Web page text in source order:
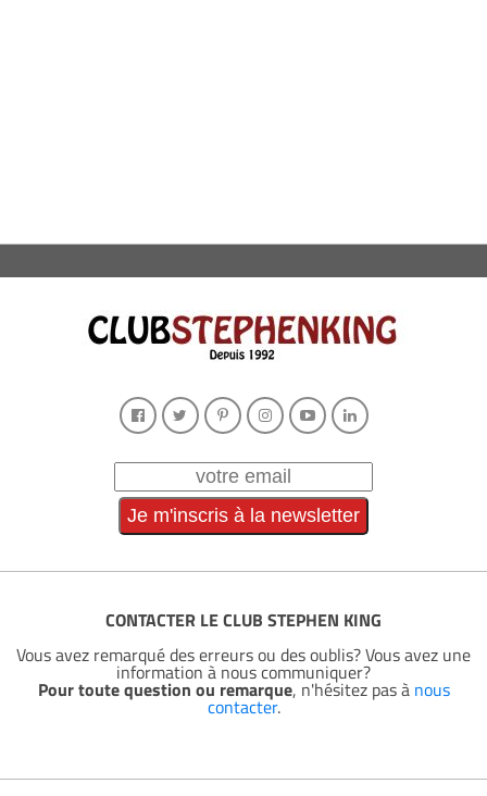
CONTACTER LE CLUB STEPHEN KING
Vous avez remarqué des erreurs ou des oublis? Vous avez une
information à nous communiquer?
Pour toute question ou remarque, n'hésitez pas à nous
contacter.